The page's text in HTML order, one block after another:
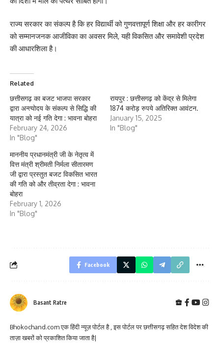
राज्य सरकार का संकल्प है कि हर विद्यार्थी को गुणवत्तापूर्ण शिक्षा और हर कारीगर
को सम्मानजनक आजीविका का अवसर मिले, यही विकसित और समावेशी प्रदेश
की आधारशिला है।
Related
छत्तीसगढ़ का बजट भाजपा सरकार
द्वारा अन्त्योदय के संकल्प से सिद्धि की
यात्रा को नई गति देगा : भावना बोहरा
February 24, 2026
In "Blog"
रायपुर : छत्तीसगढ़ को केंद्र से मिलेगा
1874 करोड़ रुपये अतिरिक्त आवंटन.
January 15, 2025
In "Blog"
माननीय प्रधानमंत्री जी के नेतृत्व में
वित्त मंत्री श्रीमती निर्मला सीतारमण
जी द्वारा प्रस्तुत बजट विकसित भारत
की गति को और तीव्रता देगा : भावना
बोहरा
February 1, 2026
In "Blog"
Facebook
Basant Ratre
Bhokochand.com एक हिंदी न्यूज़ पोर्टल है , इस पोर्टल पर छत्तीसगढ़ सहित देश विदेश की
ताज़ा खबरों को प्रकाशित किया जाता है|